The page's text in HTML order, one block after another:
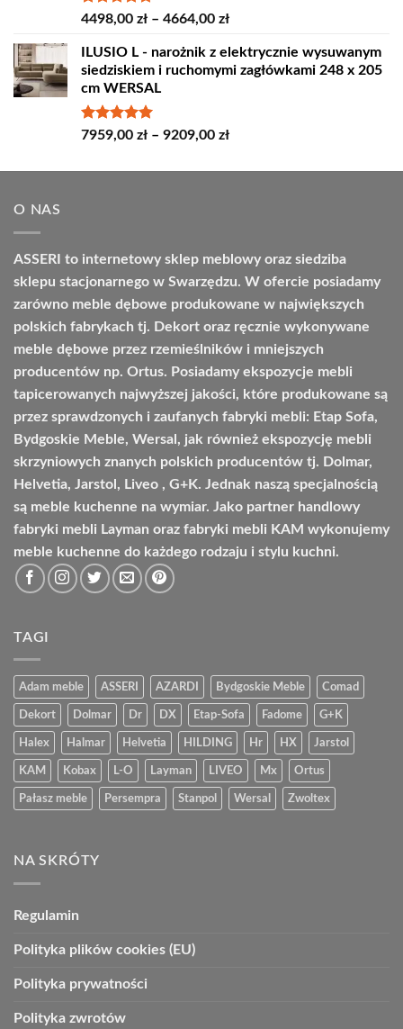
4809,00 zł
Oceniono
4498,00 zł – 4664,00 złZakres
od
4498,00 zł
ILUSIO L - narożnik z elektrycznie wysuwanym
siedziskiem i ruchomymi zagłówkami 248 x 205
cm WERSAL
Oceniono
7959,00 zł – 9209,00 złZakres
od
O NAS
ASSERI to internetowy sklep meblowy oraz siedziba
sklepu stacjonarnego w Swarzędzu. W ofercie posiadamy
zarówno meble dębowe produkowane w największych
polskich fabrykach tj. Dekort oraz ręcznie wykonywane
meble dębowe przez rzemieślników i mniejszych
producentów np. Ortus. Posiadamy ekspozycje mebli
tapicerowanych najwyższej jakości, które produkowane są
przez sprawdzonych i zaufanych fabryki mebli: Etap Sofa,
Bydgoskie Meble, Wersal, jak również ekspozycję mebli
skrzyniowych znanych polskich producentów tj. Dolmar,
Helvetia, Jarstol, Liveo , G+K. Jednak naszą specjalnością
są meble kuchenne na wymiar. Jako partner handlowy
fabryki mebli Layman oraz fabryki mebli KAM wykonujemy
meble kuchenne do każdego rodzaju i stylu kuchni.
TAGI
Adam meble ASSERI AZARDI Bydgoskie Meble Comad
Dekort Dolmar Dr DX Etap-Sofa Fadome G+K
Halex Halmar Helvetia HILDING Hr HX Jarstol
KAM Kobax L-O Layman LIVEO Mx Ortus
Pałasz meble Persempra Stanpol Wersal Zwoltex
NA SKRÓTY
Regulamin
Polityka plików cookies (EU)
Polityka prywatności
Polityka zwrotów